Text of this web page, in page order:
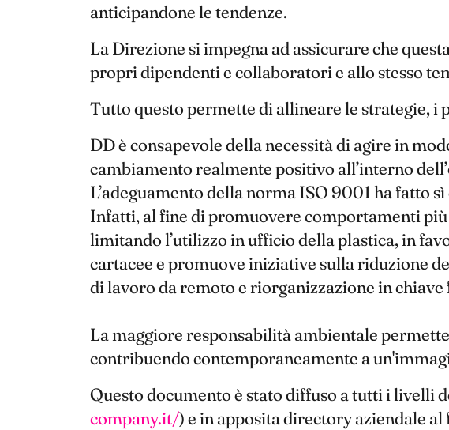
anticipandone le tendenze.
La Direzione si impegna ad assicurare che
propri dipendenti e collaboratori e allo stesso
Tutto questo permette di allineare le strategie, i
DD è consapevole della necessità di agire in
cambiamento realmente positivo all’interno
L’adeguamento della norma ISO 9001 ha fatto
Infatti, al fine di promuovere comportamenti
limitando l’utilizzo in ufficio della plastica, in
cartacee e promuove iniziative sulla riduzione
di lavoro da remoto e riorganizzazione in
La maggiore responsabilità ambientale
contribuendo contemporaneamente a
Questo documento è stato diffuso a tutti i livelli
company.it/) e in apposita directory aziendale